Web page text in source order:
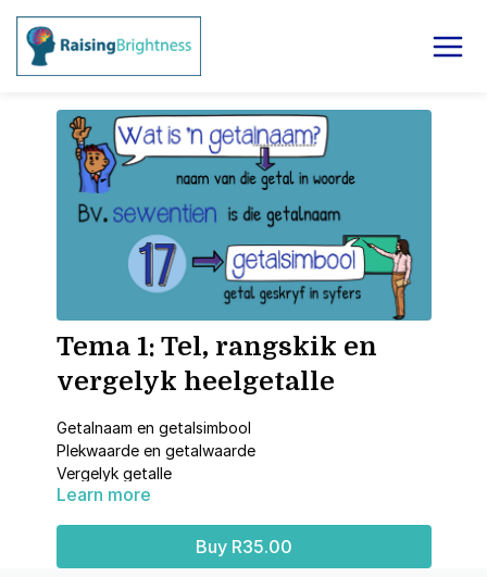
Tema 1: Tel, rangskik en
vergelyk heelgetalle
Getalnaam en getalsimbool
Plekwaarde en getalwaarde
Vergelyk getalle
Rangskik getalle in dalende en stygende orde
Learn more
Buy R35.00